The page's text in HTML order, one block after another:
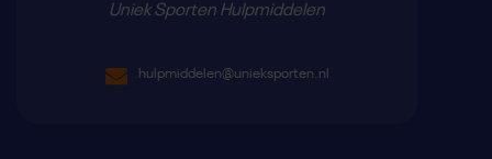
Uniek Sporten Hulpmiddelen
hulpmiddelen@unieksporten.nl